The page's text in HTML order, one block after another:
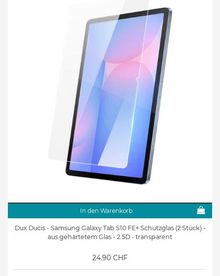
In den Warenkorb
Dux Ducis - Samsung Galaxy Tab S10 FE+ Schutzglas (2 Stück) -
aus gehärtetem Glas - 2.5D - transparent
24.90 CHF